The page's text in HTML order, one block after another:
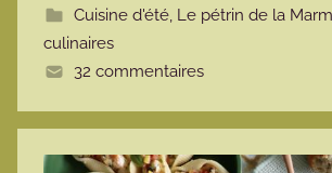
t
Cuisine d'été, Le pétrin de la
culinaires
32 commentaires